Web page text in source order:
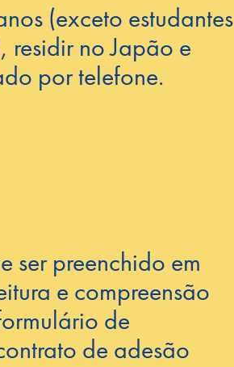
(exceto estudantes
residir no Japão e
por telefone.
ser preenchido em
e compreensão
de
de adesão